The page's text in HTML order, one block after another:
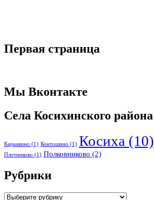
Первая страница
Мы Вконтакте
Села Косихинского района
Каркавино (1) Контошино (1) Косиха (10)
Плотниково (1) Полковниково (2)
Рубрики
Рубрики